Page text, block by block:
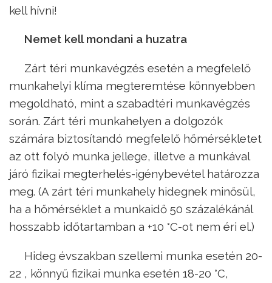
kell hívni!
Nemet kell mondani a huzatra
Zárt téri munkavégzés esetén a megfelelő
munkahelyi klíma megteremtése könnyebben
megoldható, mint a szabadtéri munkavégzés
során. Zárt téri munkahelyen a dolgozók
számára biztosítandó megfelelő hőmérsékletet
az ott folyó munka jellege, illetve a munkával
járó fizikai megterhelés-igénybevétel határozza
meg. (A zárt téri munkahely hidegnek minősül,
ha a hőmérséklet a munkaidő 50 százalékánál
hosszabb időtartamban a +10 °C-ot nem éri el.)
Hideg évszakban szellemi munka esetén 20-
22 , könnyű fizikai munka esetén 18-20 °C,